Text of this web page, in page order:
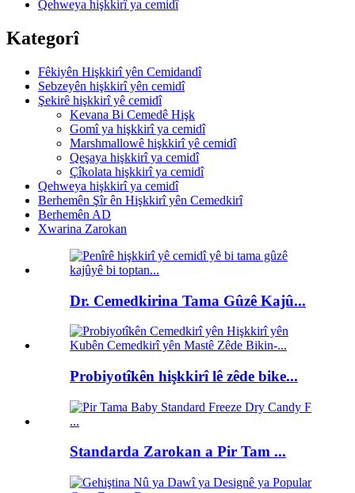
Qehweya hişkkirî ya cemidî
Kategorî
Fêkiyên Hişkkirî yên Cemidandî
Sebzeyên hişkkirî yên cemidî
Şekirê hişkkirî yê cemidî
Kevana Bi Cemedê Hişk
Gomî ya hişkkirî ya cemidî
Marshmallowê hişkkirî yê cemidî
Qeşaya hişkkirî ya cemidî
Çîkolata hişkkirî ya cemidî
Qehweya hişkkirî ya cemidî
Berhemên Şîr ên Hişkkirî yên Cemedkirî
Berhemên AD
Xwarina Zarokan
Dr. Cemedkirina Tama Gûzê Kajû...
Probiyotîkên hişkkirî lê zêde bike...
Standarda Zarokan a Pir Tam ...